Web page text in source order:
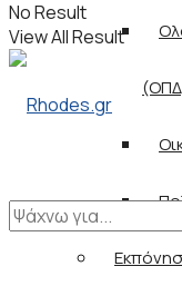
No Result
View All Result